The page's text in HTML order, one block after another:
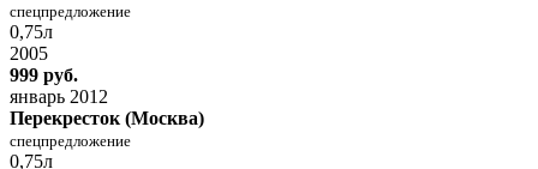
спецпредложение
0,75л
2005
999 руб.
январь 2012
Перекресток (Москва)
спецпредложение
0,75л